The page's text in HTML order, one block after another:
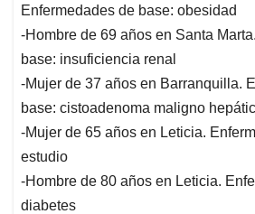
Enfermedades de base: obesidad
-Hombre de 69 años en Santa
base: insuficiencia renal
-Mujer de 37 años en Barranquilla.
base: cistoadenoma maligno
-Mujer de 65 años en Leticia.
estudio
-Hombre de 80 años en Leticia.
diabetes